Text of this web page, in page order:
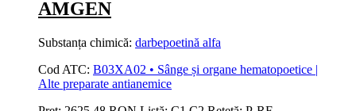
AMGEN
Substanța chimică: darbepoetină alfa
Cod ATC: B03XA02 • Sânge și organe hematopoetice |
Alte preparate antianemice